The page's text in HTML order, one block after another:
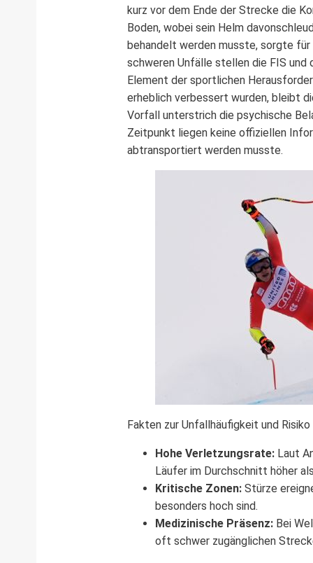
kurz vor dem Ende der Strecke die
Boden, wobei sein Helm
behandelt werden musste, sorgte
schweren Unfälle stellen die FIS und
Element der sportlichen
erheblich verbessert wurden, bleibt
Vorfall unterstrich die psychische
Zeitpunkt liegen keine offiziellen
abtransportiert werden musste.
Fakten zur Unfallhäufigkeit und
Hohe Verletzungsrate: Laut
Läufer im Durchschnitt höher
Kritische Zonen: Stürze
besonders hoch sind.
Medizinische Präsenz: Bei
oft schwer zugänglichen